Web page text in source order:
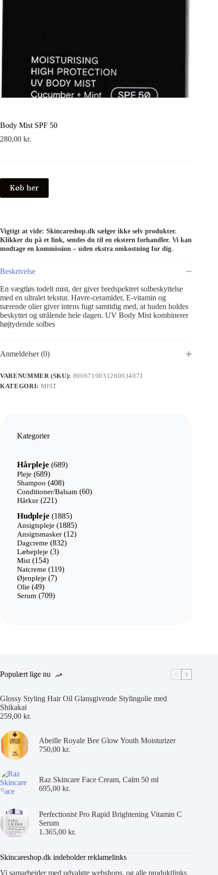
Body Mist SPF 50
280,00 kr.
Køb her
Vigtigt at vide: Skincareshop.dk sælger ikke selv produkter.
Klikker du på et link, sendes du til en ekstern forhandler. Vi kan
modtage en kommission – uden ekstra omkostning for dig.
Beskrivelse
En vægtløs todelt mist, der giver bredspektret solbeskyttelse
med en ultralet tekstur. Havre-ceramider, E-vitamin og
nærende olier giver intens fugt samtidig med, at huden holdes
beskyttet og strålende hele dagen. UV Body Mist kombinerer
højtydende solbes
Anmeldelser (0)
VARENUMMER (SKU): 8906710031280934071
KATEGORI: MIST
Kategorier
Hårpleje 689689
Pleje 689689
varer
Shampoo 408408
varer
Conditioner/Balsam 6060
Hårkur 221221
Hudpleje 18851885
varer
Ansigtspleje 18851885
varer
Ansigtsmasker 1212
Dagcreme 832832
Læbepleje 33
Mist 154154
varer
Natcreme 119119
Øjenpleje 77
Olie 4949
varer
Serum 709709
Populært lige nu
Glossy Styling Hair Oil Glansgivende Stylingolie med
Shikakai
259,00 kr.
Abeille Royale Bee Glow Youth Moisturizer
750,00 kr.
Raz Skincare Face Cream, Calm 50 ml
695,00 kr.
Perfectionist Pro Rapid Brightening Vitamin C
Serum
1.365,00 kr.
Skincareshop.dk indeholder reklamelinks
Vi samarbejder med udvalgte webshops, og alle produktlinks